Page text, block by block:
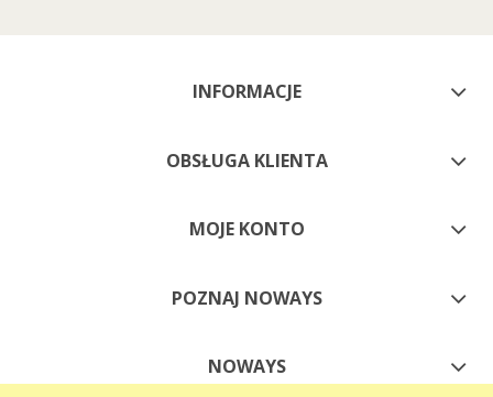
INFORMACJE
OBSŁUGA KLIENTA
MOJE KONTO
POZNAJ NOWAYS
NOWAYS